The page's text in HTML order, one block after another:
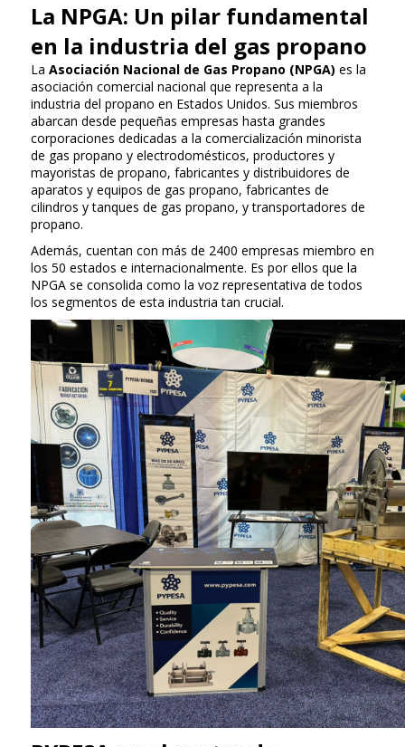
La NPGA: Un pilar fundamental
en la industria del gas propano
La Asociación Nacional de Gas Propano (NPGA) es la
asociación comercial nacional que representa a la
industria del propano en Estados Unidos. Sus miembros
abarcan desde pequeñas empresas hasta grandes
corporaciones dedicadas a la comercialización minorista
de gas propano y electrodomésticos, productores y
mayoristas de propano, fabricantes y distribuidores de
aparatos y equipos de gas propano, fabricantes de
cilindros y tanques de gas propano, y transportadores de
propano.
Además, cuentan con más de 2400 empresas miembro en
los 50 estados e internacionalmente. Es por ellos que la
NPGA se consolida como la voz representativa de todos
los segmentos de esta industria tan crucial.